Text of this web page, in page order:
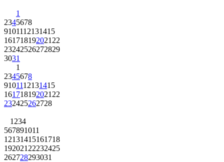
1
2345678
9101112131415
161718192021 22
23242526272829
3031
1
2345678
9101112131415
161718192021 22
232425262728
1 234
567891011
12131415161718
192021 22232425
262728293031